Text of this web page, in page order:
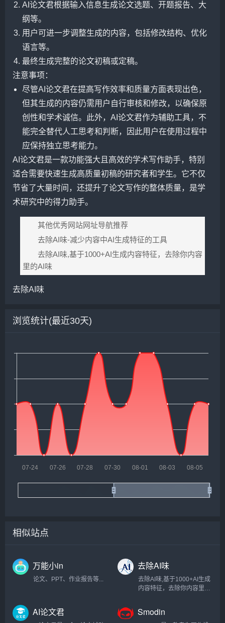
AI论文君根据输入信息生成论文选题、开题报告、大
纲等。
用户可进一步调整生成的内容，包括修改结构、优化
语言等。
最终生成完整的论文初稿或定稿。
注意事项：
尽管AI论文君在提高写作效率和质量方面表现出色，
但其生成的内容仍需用户自行审核和修改，以确保原
创性和学术诚信。此外，AI论文君作为辅助工具，不
能完全替代人工思考和判断，因此用户在使用过程中
应保持独立思考能力。
AI论文君是一款功能强大且高效的学术写作助手，特别
适合需要快速生成高质量初稿的研究者和学生。它不仅
节省了大量时间，还提升了论文写作的整体质量，是学
术研究中的得力助手。
其他优秀网站网址导航推荐
去除AI味-减少内容中AI生成特征的工具
去除AI味,基于1000+AI生成内容特征，去除你内容
里的AI味
去除AI味
浏览统计(最近30天)
相似站点
万能小in
论文、PPT、作业报告等...
去除AI味
去除AI味,基于1000+AI生成
内容特征，去除你内容里的
AI论文君 Smodin